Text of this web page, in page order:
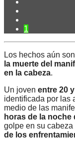
1
Los hechos aún son
la muerte del
en la cabeza.
Un joven entre 20
identificada por las
medio de las
horas de la noche
golpe en su cabeza
de los